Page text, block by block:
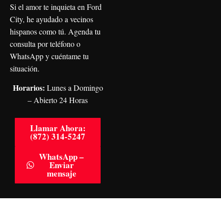
Si el amor te inquieta en Ford
City, he ayudado a vecinos
hispanos como tú. Agenda tu
consulta por teléfono o
WhatsApp y cuéntame tu
situación.
Horarios: Lunes a Domingo
– Abierto 24 Horas
Llamar Ahora:
(872) 314-5247
WhatsApp –
Enviar
mensaje